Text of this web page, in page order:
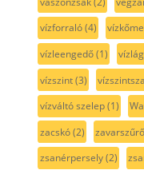
vízforraló(4)
vízleengedő(1)
vízszint(3)
vízváltó szelep(1)
zacskó(2) zavarszűrő
zsanérpersely(2)